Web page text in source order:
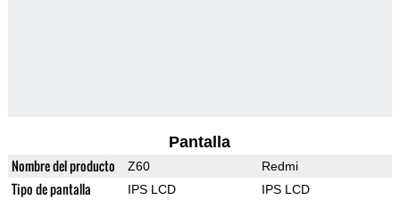
Pantalla
Nombre del producto Z60 Redmi
Tipo de pantalla IPS LCD IPS LCD